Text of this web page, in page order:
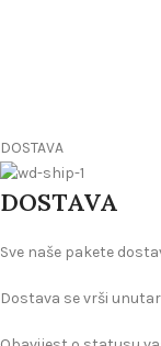
DOSTAVA
DOSTAVA
Sve naše pakete
Dostava se vrši